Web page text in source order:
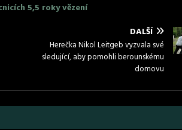
5,5 roky vězení
DALŠÍ
Herečka Nikol Leitgeb vyzvala své
sledující, aby pomohli berounskému
domovu